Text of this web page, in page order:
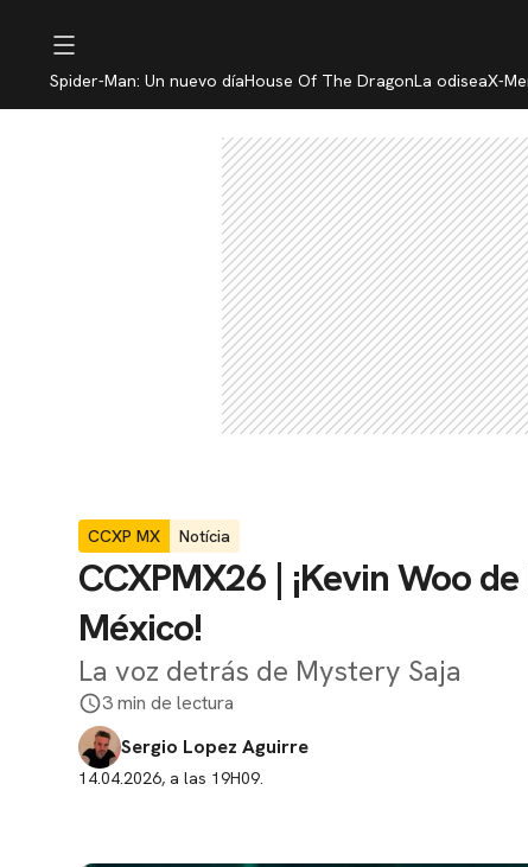
Spider-Man: Un nuevo díaHouse Of The DragonLa odiseaX-
CCXP MX Notícia
CCXPMX26 | ¡Kevin Woo
México!
La voz detrás de Mystery Saja
3 min de lectura
Sergio Lopez Aguirre
14.04.2026, a las 19H09.